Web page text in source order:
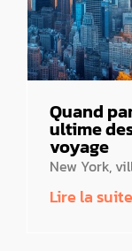
Quand
ultime
voyage
New York,
Lire la suite